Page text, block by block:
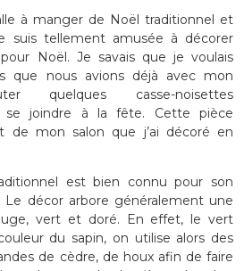
à manger de Noël traditionnel et
suis tellement amusée à décorer
Noël. Je savais que je voulais
que nous avions déjà avec mon
quelques casse-noisettes
se joindre à la fête. Cette pièce
de mon salon que j’ai décoré en
est bien connu pour son
Le décor arbore généralement une
vert et doré. En effet, le vert
du sapin, on utilise alors des
de cèdre, de houx afin de faire